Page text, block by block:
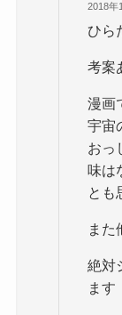
2018年
ひら
考案
漫画
宇宙
おっ
味は
とも
また
絶対
ます